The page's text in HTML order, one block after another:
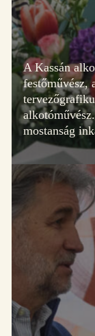
A Kassán
festőművész,
mostanság